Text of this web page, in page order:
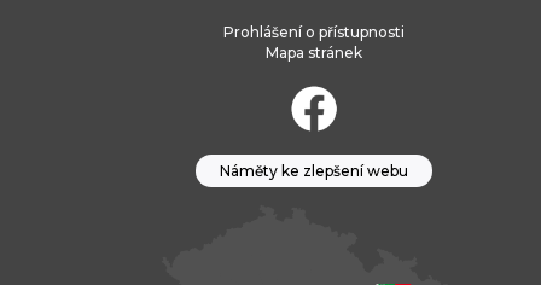
Prohlášení o přístupnosti
Mapa stránek
Náměty ke zlepšení webu